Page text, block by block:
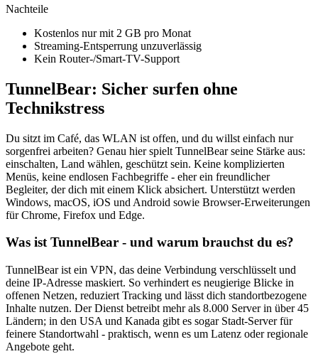
Nachteile
Kostenlos nur mit 2 GB pro Monat
Streaming-Entsperrung unzuverlässig
Kein Router-/Smart-TV-Support
TunnelBear: Sicher surfen ohne
Technikstress
Du sitzt im Café, das WLAN ist offen, und du willst einfach nur
sorgenfrei arbeiten? Genau hier spielt TunnelBear seine Stärke aus:
einschalten, Land wählen, geschützt sein. Keine komplizierten
Menüs, keine endlosen Fachbegriffe - eher ein freundlicher
Begleiter, der dich mit einem Klick absichert. Unterstützt werden
Windows, macOS, iOS und Android sowie Browser-Erweiterungen
für Chrome, Firefox und Edge.
Was ist TunnelBear - und warum brauchst du es?
TunnelBear ist ein VPN, das deine Verbindung verschlüsselt und
deine IP-Adresse maskiert. So verhindert es neugierige Blicke in
offenen Netzen, reduziert Tracking und lässt dich standortbezogene
Inhalte nutzen. Der Dienst betreibt mehr als 8.000 Server in über 45
Ländern; in den USA und Kanada gibt es sogar Stadt-Server für
feinere Standortwahl - praktisch, wenn es um Latenz oder regionale
Angebote geht.